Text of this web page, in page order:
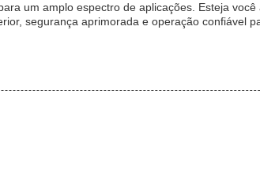
um amplo espectro de aplicações. Esteja
segurança aprimorada e operação confiável